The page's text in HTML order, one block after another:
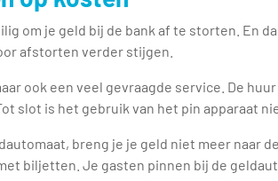
om je geld bij de bank af te storten. En
afstorten verder stijgen.
ook een veel gevraagde service. De
slot is het gebruik van het pin apparaat
breng je je geld niet meer naar
biljetten. Je gasten pinnen bij de